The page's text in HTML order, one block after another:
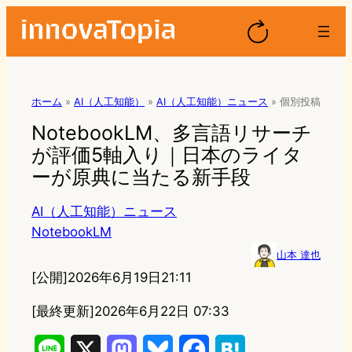
ホーム » AI（人工知能） » AI（人工知能）ニュース » 個別投稿
NotebookLM、多言語リサーチ
が評価5軸入り｜日本のライタ
ーが原典に当たる新手段
AI（人工知能）ニュース
NotebookLM
山本 達也
[公開]2026年6月19日21:11
[最終更新]2026年6月22日 07:33